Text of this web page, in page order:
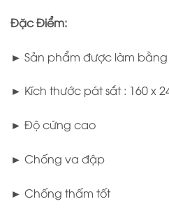
Đặc Điểm:
► Sản phẩm được làm bằng
► Kích thước pát sắt : 160 x
► Độ cứng cao
► Chống va đập
► Chống thấm tốt